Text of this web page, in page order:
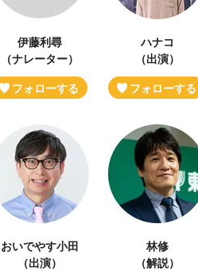
伊藤利尋
（ナレーター）
ハナコ
（出演）
おいでやす小田
（出演）
林修
（解説）